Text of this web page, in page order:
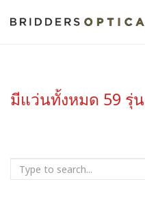
มีแว่นทั้งหมด 59 รุ่น